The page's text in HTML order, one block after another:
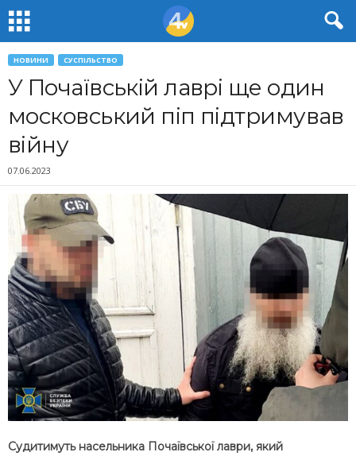
НОВИНИ СУСПІЛЬСТВО
У Почаївській лаврі ще один
московський піп підтримував
війну
07.06.2023
Судитимуть насельника Почаївської лаври, який